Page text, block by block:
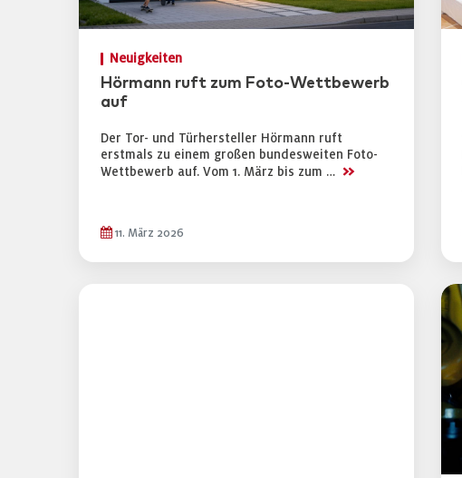
Neuigkeiten
Hörmann ruft zum Foto-Wettbewerb
auf
Der Tor- und Türhersteller Hörmann ruft
erstmals zu einem großen bundesweiten Foto-
Wettbewerb auf. Vom 1. März bis zum … >>
11. März 2026